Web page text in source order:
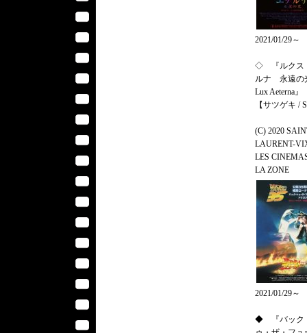
2021/01/29～
◇ 『ルクス
ルナ 永遠の
Lux Aeterna』
【サツゲキ /
(C) 2020
LAURENT-
LES
LA ZONE
2021/01/29～
◆ 『バック